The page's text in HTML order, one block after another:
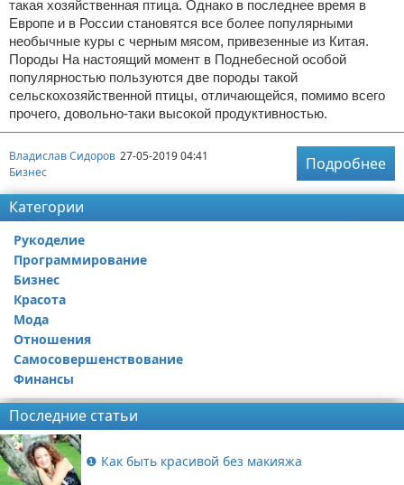
такая хозяйственная птица. Однако в последнее время в
Европе и в России становятся все более популярными
необычные куры с черным мясом, привезенные из Китая.
Породы На настоящий момент в Поднебесной особой
популярностью пользуются две породы такой
сельскохозяйственной птицы, отличающейся, помимо всего
прочего, довольно-таки высокой продуктивностью.
Владислав Сидоров 27-05-2019 04:41
Бизнес
Подробнее
Категории
Рукоделие
Программирование
Бизнес
Красота
Мода
Отношения
Самосовершенствование
Финансы
Последние статьи
❶ Как быть красивой без макияжа